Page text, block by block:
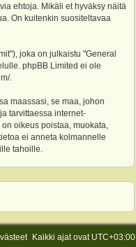
ehtoja. Mikäli et hyväksy näitä
On kuitenkin suositeltavaa
joka on julkaistu "General
phpBB Limited ei ole
.
maassasi, se maa, johon
tarvittaessa internet-
oikeus poistaa, muokata,
ei anneta kolmannelle
tahoille.
Kaikki ajat ovat UTC+03:00